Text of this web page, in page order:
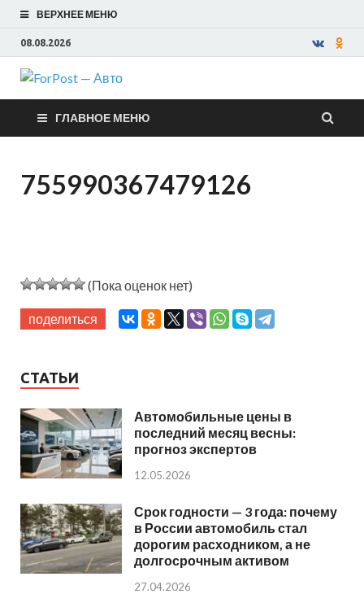
ВЕРХНЕЕ МЕНЮ
08.08.2026
ForPost —
Авто
ГЛАВНОЕ МЕНЮ
755990367479126
(Пока оценок нет)
поделиться
СТАТЬИ
Автомобильные цены в
последний месяц весны:
прогноз экспертов
12.05.2026
Срок годности — 3 года: почему
в России автомобиль стал
дорогим расходником, а не
долгосрочным активом
27.04.2026